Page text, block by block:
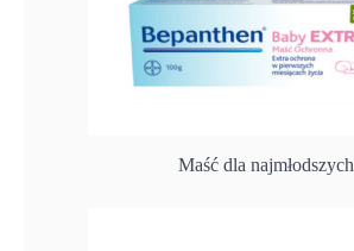
Maść dla najmłodszych